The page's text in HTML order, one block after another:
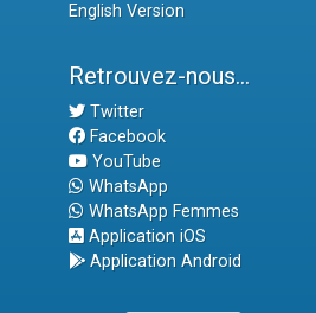
English Version
Retrouvez-nous...
Twitter
Facebook
YouTube
WhatsApp
WhatsApp Femmes
Application iOS
Application Android